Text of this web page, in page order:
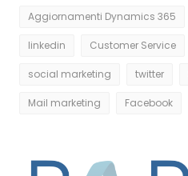
Aggiornamenti Dynamics 365
linkedin Customer Service
social marketing twitter
Mail marketing Facebook